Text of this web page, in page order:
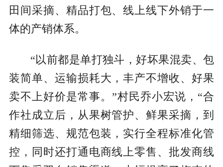
田间采摘、精品打包、线上线下外销于一
体的产销体系。
“以前都是单打独斗，好坏果混卖、包
装简单、运输损耗大，丰产不增收、好果
卖不上好价是常事。”村民乔小宏说，“合
作社成立后，从果树管护、鲜果采摘，到
精细筛选、规范包装，实行全程标准化管
控，同时还打通电商线上零售、批发商线